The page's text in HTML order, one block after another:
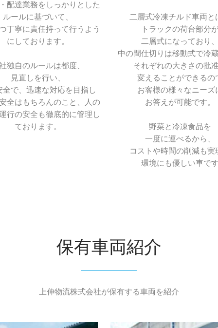
配達業務をしっかりとした
ルールに基づいて、
丁寧に責任持って行うよう
にしております。
独自のルールは都度、
見直しを行い、
全で、迅速な対応を目指し
全はもちろんのこと、人の
行の安全も徹底的に管理し
ております。
二層式冷凍チルド車両と
トラックの荷台部分
二層式になっており
中の間仕切りは移動式で冷
それぞれの大きさの批
変えることができるの
お客様の様々なニーズ
お答えが可能です。
野菜と冷凍食品を
一度に運べるから、
コストや時間の削減も実
環境にも優しい車で
保有車両紹介
上伸物流株式会社が保有する車両を紹介